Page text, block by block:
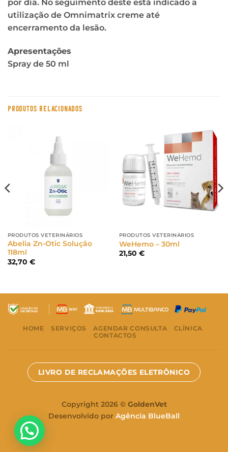
por dia. No seguimento deste está indicado a
utilização de Omnimatrix creme até
encerramento da lesão.
Apresentações
Spray de 50 ml
PRODUTOS RELACIONADOS
PRODUTOS VETERINÁRIOS
Abelia Zn-Otic Solução
118ml
32,70 €
PRODUTOS VETERINÁRIOS
WeHemo – 30ml
21,50 €
HOME SERVIÇOS AGENDAR CONSULTA
CLÍNICA
CONTACTOS
LIVRO DE RECLAMAÇÕES ELETRÔNICO
Copyright 2026 © GoldenVet
Desenvolvido por Agência BlueBall